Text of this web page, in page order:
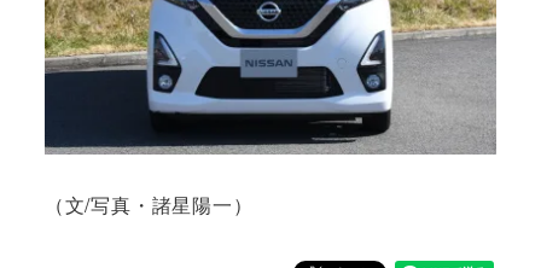
（文/写真・諸星陽一）